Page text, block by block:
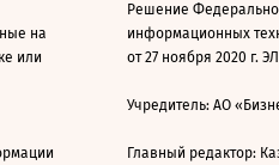
на
или
Решение
информационных
от 27 ноября 2020 г.
Учредитель: АО
Главный редактор: